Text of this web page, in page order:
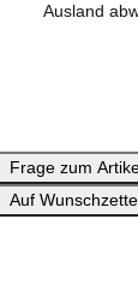
Ausland
Frage zum
Auf